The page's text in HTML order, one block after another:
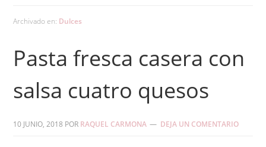
Archivado en: Dulces
Pasta fresca casera con
salsa cuatro quesos
10 JUNIO, 2018 POR RAQUEL CARMONA DEJA UN COMENTARIO